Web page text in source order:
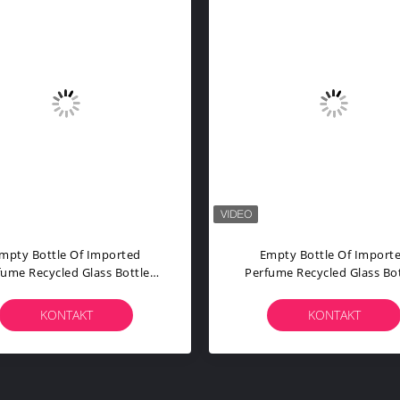
Bottle Of Imported
Recycled Glass Bottles
And Metal Roll Frog
KONTAKT
Empty Bottle Of
Perfume Recycled Glass
Plastic And Metal Roll
KONTAKT